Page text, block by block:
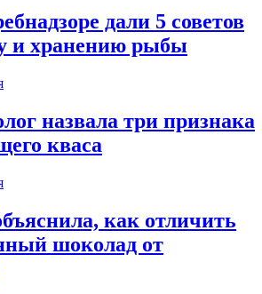
дали 5 советов
и хранению рыбы
назвала три признака
кваса
как отличить
шоколад от